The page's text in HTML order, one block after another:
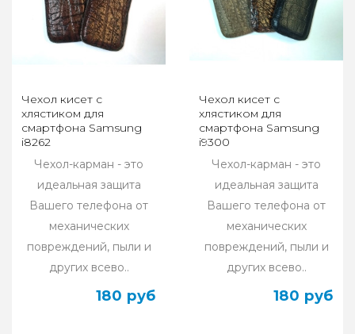
Чехол кисет с
хлястиком для
смартфона Samsung
i8262
Чехол-карман - это
идеальная защита
Вашего телефона от
механических
повреждений, пыли и
других всево..
180 руб
Чехол кисет с
хлястиком для
смартфона Samsung
i9300
Чехол-карман - это
идеальная защита
Вашего телефона от
механических
повреждений, пыли и
других всево..
180 руб